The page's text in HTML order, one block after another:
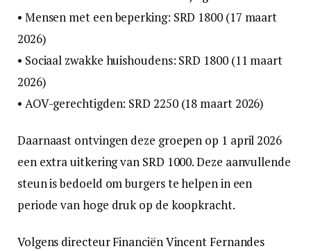
• Mensen met een beperking: SRD 1800 (17 maart
2026)
• Sociaal zwakke huishoudens: SRD 1800 (11 maart
2026)
• AOV-gerechtigden: SRD 2250 (18 maart 2026)
Daarnaast ontvingen deze groepen op 1 april 2026
een extra uitkering van SRD 1000. Deze aanvullende
steun is bedoeld om burgers te helpen in een
periode van hoge druk op de koopkracht.
Volgens directeur Financiën Vincent Fernandes